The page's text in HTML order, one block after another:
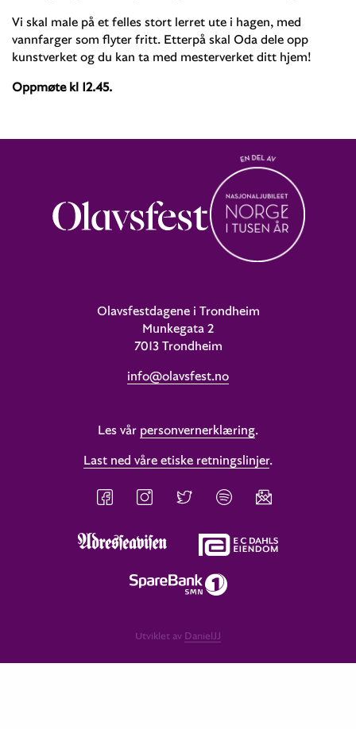
Vi skal male på et felles stort lerret ute i hagen, med
vannfarger som flyter fritt. Etterpå skal Oda dele opp
kunstverket og du kan ta med mesterverket ditt hjem!
Oppmøte kl 12.45.
Olavsfestdagene i Trondheim
Munkegata 2
7013 Trondheim
info@olavsfest.no
Les vår personvernerklæring.
Last ned våre etiske retningslinjer.
Utviklet av DanielJJ